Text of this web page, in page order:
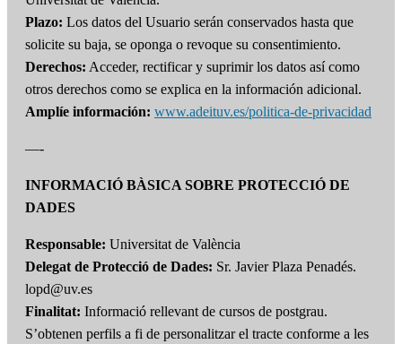
Plazo: Los datos del Usuario serán conservados hasta que
solicite su baja, se oponga o revoque su consentimiento.
Derechos: Acceder, rectificar y suprimir los datos así como
otros derechos como se explica en la información adicional.
Amplíe información: www.adeituv.es/politica-de-privacidad
—-
INFORMACIÓ BÀSICA SOBRE PROTECCIÓ DE
DADES
Responsable: Universitat de València
Delegat de Protecció de Dades: Sr. Javier Plaza Penadés.
lopd@uv.es
Finalitat: Informació rellevant de cursos de postgrau.
S’obtenen perfils a fi de personalitzar el tracte conforme a les